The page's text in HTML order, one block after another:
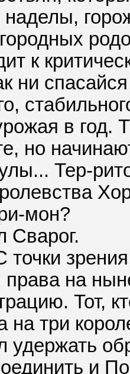
наделы,
к
ни
в год.
но
Тер-
мон?
Сварог.
зрения
на
Тот,
на три
удержать
и